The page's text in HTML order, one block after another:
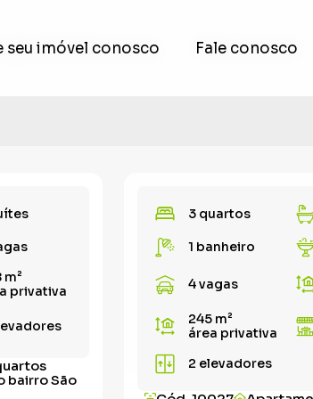
seu imóvel conosco Fale conosco
seu imóvel conosco Fale conosco
m²
privativa
bairro São
3 quartos
1 banheiro
4 vagas
245 m²
área privativa
2 elevadores